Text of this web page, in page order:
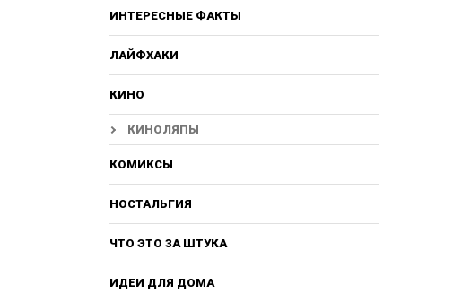
ИНТЕРЕСНЫЕ ФАКТЫ
ЛАЙФХАКИ
КИНО
КИНОЛЯПЫ
КОМИКСЫ
НОСТАЛЬГИЯ
ЧТО ЭТО ЗА ШТУКА
ИДЕИ ДЛЯ ДОМА